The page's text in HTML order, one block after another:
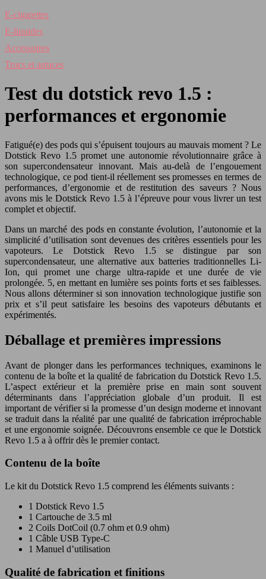
E-cigarettes
E-liquides
Accessoires
Trucs et astuces
Test du dotstick revo 1.5 :
performances et ergonomie
Fatigué(e) des pods qui s’épuisent toujours au mauvais moment ? Le
Dotstick Revo 1.5 promet une autonomie révolutionnaire grâce à
son supercondensateur innovant. Mais au-delà de l’engouement
technologique, ce pod tient-il réellement ses promesses en termes de
performances, d’ergonomie et de restitution des saveurs ? Nous
avons mis le Dotstick Revo 1.5 à l’épreuve pour vous livrer un test
complet et objectif.
Dans un marché des pods en constante évolution, l’autonomie et la
simplicité d’utilisation sont devenues des critères essentiels pour les
vapoteurs. Le Dotstick Revo 1.5 se distingue par son
supercondensateur, une alternative aux batteries traditionnelles Li-
Ion, qui promet une charge ultra-rapide et une durée de vie
prolongée. 5, en mettant en lumière ses points forts et ses faiblesses.
Nous allons déterminer si son innovation technologique justifie son
prix et s’il peut satisfaire les besoins des vapoteurs débutants et
expérimentés.
Déballage et premières impressions
Avant de plonger dans les performances techniques, examinons le
contenu de la boîte et la qualité de fabrication du Dotstick Revo 1.5.
L’aspect extérieur et la première prise en main sont souvent
déterminants dans l’appréciation globale d’un produit. Il est
important de vérifier si la promesse d’un design moderne et innovant
se traduit dans la réalité par une qualité de fabrication irréprochable
et une ergonomie soignée. Découvrons ensemble ce que le Dotstick
Revo 1.5 a à offrir dès le premier contact.
Contenu de la boîte
Le kit du Dotstick Revo 1.5 comprend les éléments suivants :
1 Dotstick Revo 1.5
1 Cartouche de 3.5 ml
2 Coils DotCoil (0.7 ohm et 0.9 ohm)
1 Câble USB Type-C
1 Manuel d’utilisation
Qualité de fabrication et finitions